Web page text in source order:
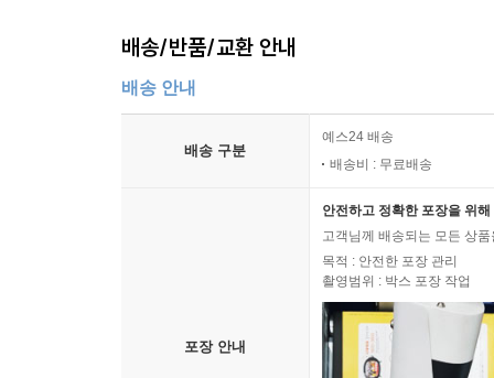
배송/반품/교환 안내
배송 안내
배송 구분
예스24 배송
배송비 : 무료배송
포장 안내
안전하고 정확한 포장을 위
고객님께 배송되는 모든 상
목적 : 안전한 포장 관리
촬영범위 : 박스 포장 작업